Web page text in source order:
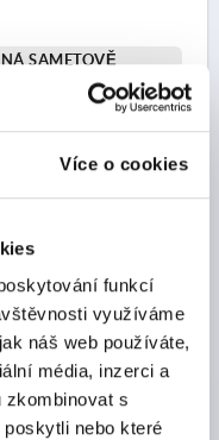
Více o cookies
funkcí
využíváme
náš web používáte,
média, inzerci a
zkombinovat s
nebo které
SAMETOVĚ
H=24,5
ZUBŮ =16
DETAILY